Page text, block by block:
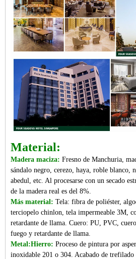
Material:
Madera maciza: Fresno de Manchuria,
sándalo negro, cerezo, haya, roble blanco,
abedul, etc. Al procesarse con un secado
de la madera real es del 8%.
Más material: Tela: fibra de poliéster,
terciopelo chinlon, tela impermeable 3M,
retardante de llama. Cuero: PU, PVC,
fuego y retardante de llama.
Metal:Hierro: Proceso de pintura por
inoxidable 201 o 304. Acabado de trefilado